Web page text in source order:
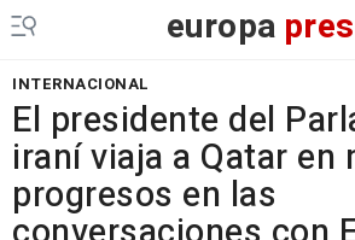
europa
INTERNACIONAL
El presidente del
iraní viaja a Qatar en
progresos en las